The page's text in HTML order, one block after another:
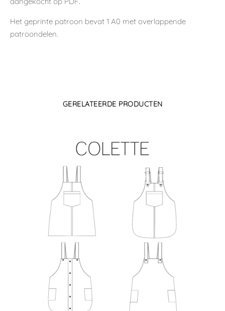
Het geprinte patroon bevat 1 A0 met overlappende
patroondelen.
GERELATEERDE PRODUCTEN